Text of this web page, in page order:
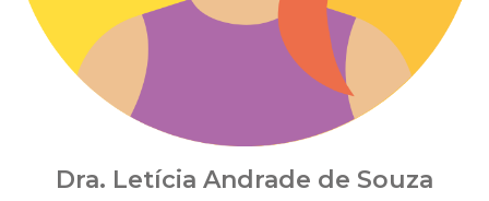
Dra. Letícia Andrade de Souza